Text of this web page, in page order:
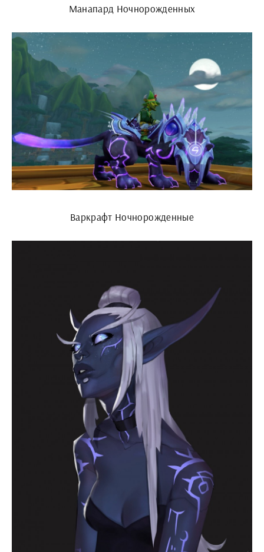
Манапард Ночнорожденных
Варкрафт Ночнорожденные